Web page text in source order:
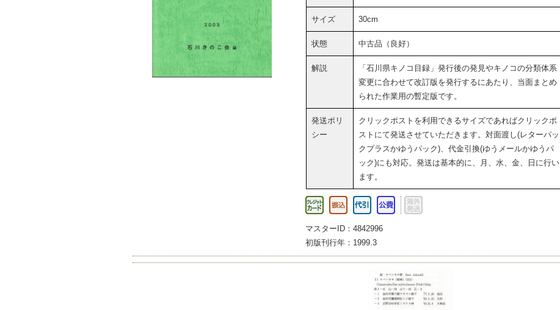
サイズ 30cm
状態 中古品（良好）
解説
「石川県キノコ目録」発行後の発見やキノコの分類体系
変更に合わせて改訂版を発行するにあたり、当面まとめ
られた作業用の暫定版です。
発送ポリ
シー
クリックポストを利用できるサイズであればクリックポ
ストにて発送させていただきます。対面渡し(レターパッ
クプラスかゆうパック)、代金引換(ゆうメールかゆうパ
ック)にも対応。発送は基本的に、月、水、金、日に行い
ます。
マスターID：4842996
初版刊行年：1999.3